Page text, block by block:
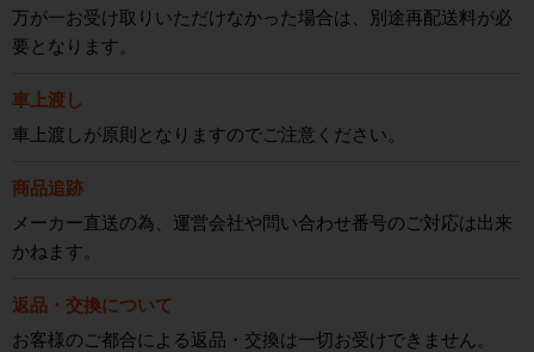
万が一お受け取りいただけなかった場合は、別途再配送料が必
要となります。
車上渡し
車上渡しが原則となりますのでご注意ください。
商品追跡
メーカー直送の為、運営会社や問い合わせ番号のご対応は出来
かねます。
返品・交換について
お客様のご都合による返品・交換は一切お受けできません。